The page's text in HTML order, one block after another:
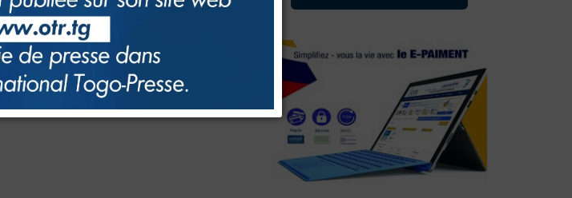
completer par la signature et contacts du
des Impôts (ligne directe : +228 22 61 51